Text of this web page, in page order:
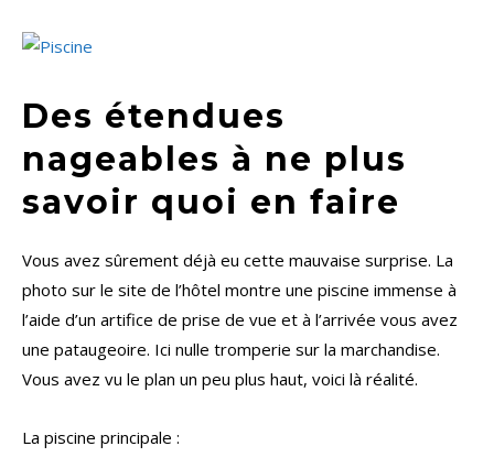
Des étendues
nageables à ne plus
savoir quoi en faire
Vous avez sûrement déjà eu cette mauvaise surprise. La
photo sur le site de l’hôtel montre une piscine immense à
l’aide d’un artifice de prise de vue et à l’arrivée vous avez
une pataugeoire. Ici nulle tromperie sur la marchandise.
Vous avez vu le plan un peu plus haut, voici là réalité.
La piscine principale :